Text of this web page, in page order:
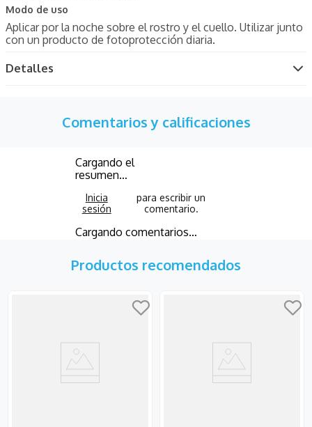
Modo de uso
Aplicar por la noche sobre el rostro y el cuello. Utilizar junto
con un producto de fotoprotección diaria.
Detalles
Comentarios y calificaciones
Cargando el
resumen…
Cargando comentarios…
Productos recomendados